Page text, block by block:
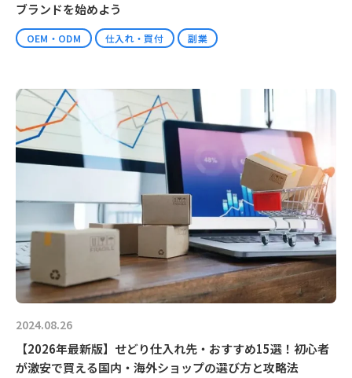
ブランドを始めよう
OEM・ODM 仕入れ・買付 副業
2024.08.26
【2026年最新版】せどり仕入れ先・おすすめ15選！初心者
が激安で買える国内・海外ショップの選び方と攻略法